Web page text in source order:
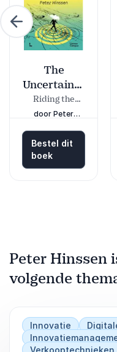
The
Uncertainty
Principle
Riding the
Waves of the
door Peter
Bestel dit
boek
Peter Hinssen
volgende
Innovatie
Verkooptechnieken